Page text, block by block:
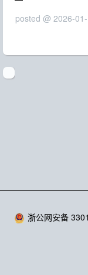
posted @ 2026-
浙公网安备